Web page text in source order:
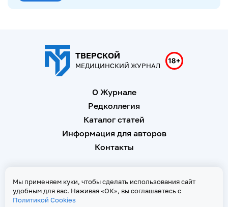
ТВЕРСКОЙ
МЕДИЦИНСКИЙ ЖУРНАЛ
О Журнале
Редколлегия
Каталог статей
Информация для авторов
Контакты
Свидетельство о регистрации Эл № ФС 77 - 67146 от 16
сентября 2016 г
Мы применяем куки, чтобы сделать использования сайт
удобным для вас. Наживая «ОК», вы соглашаетесь с
Политикой Cookies